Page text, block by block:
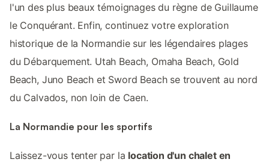
l'un des plus beaux témoignages du règne de Guillaume
le Conquérant. Enfin, continuez votre exploration
historique de la Normandie sur les légendaires plages
du Débarquement. Utah Beach, Omaha Beach, Gold
Beach, Juno Beach et Sword Beach se trouvent au nord
du Calvados, non loin de Caen.
La Normandie pour les sportifs
Laissez-vous tenter par la location d'un chalet en